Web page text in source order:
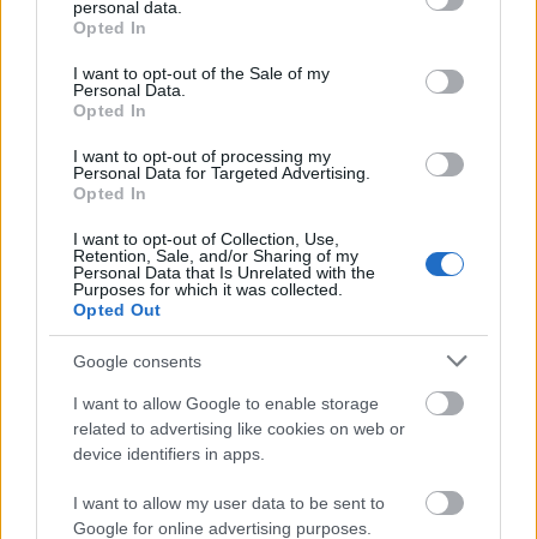
grant or deny consent to Google and its third-party tags to
use your data for below specified purposes in below Google
consent section.
personal data.
Opted In
I want to opt-out of the Sale of my
Personal Data.
Opted In
I want to opt-out of processing my
Personal Data for Targeted Advertising.
Opted In
I want to opt-out of Collection, Use,
Retention, Sale, and/or Sharing of my
Personal Data that Is Unrelated with the
Purposes for which it was collected.
Opted Out
Google consents
I want to allow Google to enable storage
related to advertising like cookies on web or
device identifiers in apps.
I want to allow my user data to be sent to
Google for online advertising purposes.
adószakértői OKJ szakképesítés,
Elvárt kompetenciák:
§ Kiváló szintű önálló munkavégzés,
§ Kiváló szintű autodidakta módon
továbbképzés,
Előnyt jelentő kompetenciák:
§ Kiváló szintű CGR program ismerete
A pályázat részeként benyújtandó iratok, igazolások: